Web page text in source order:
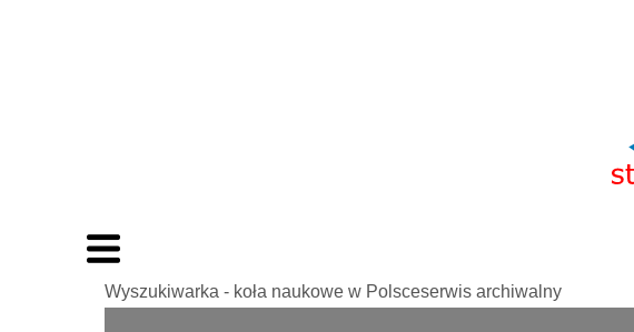
Wyszukiwarka - koła naukowe w Polsceserwis archiwalny